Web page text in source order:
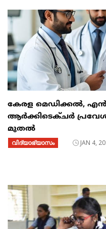
കേരള മെഡിക്കൽ,
ആർക്കിടെക്ചർ
മുതൽ
വിദ്യാഭ്യാസം JAN 4,